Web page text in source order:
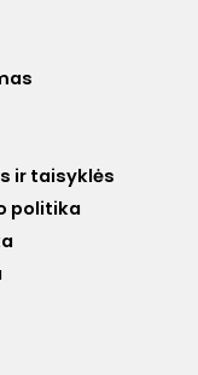
ir taisyklės
politika